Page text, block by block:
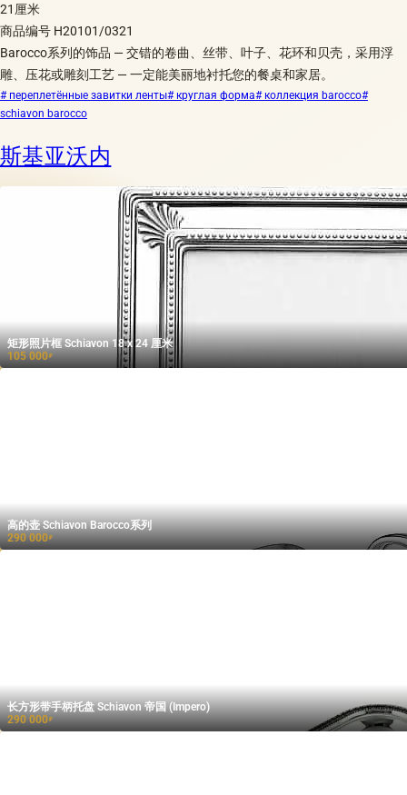
21厘米
商品编号 H20101/0321
Barocco系列的饰品 — 交错的卷曲、丝带、叶子、花环和贝壳，采用浮
雕、压花或雕刻工艺 — 一定能美丽地衬托您的餐桌和家居。
# переплетённые завитки ленты# круглая форма# коллекция barocco#
schiavon barocco
斯基亚沃内
矩形照片框 Schiavon 18 x 24 厘米
105 000₽
高的壶 Schiavon Barocco系列
290 000₽
长方形带手柄托盘 Schiavon 帝国 (Impero)
290 000₽